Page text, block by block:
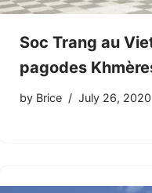
Soc Trang au
pagodes
by Brice July 26, 2020